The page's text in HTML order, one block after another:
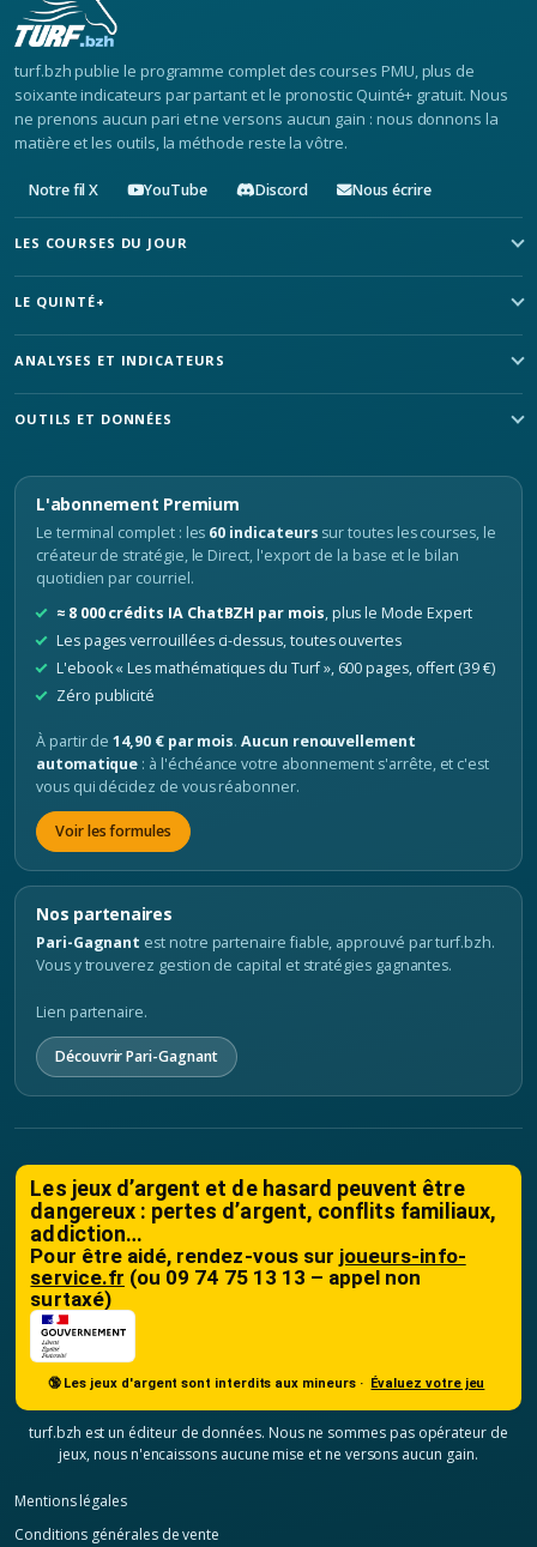
turf.bzh publie le programme complet des courses PMU, plus de
soixante indicateurs par partant et le pronostic Quinté+ gratuit. Nous
ne prenons aucun pari et ne versons aucun gain : nous donnons la
matière et les outils, la méthode reste la vôtre.
Notre fil X YouTube Discord Nous écrire
LES COURSES DU JOUR
LE QUINTÉ+
ANALYSES ET INDICATEURS
OUTILS ET DONNÉES
L'abonnement Premium
Le terminal complet : les 60 indicateurs sur toutes les courses, le
créateur de stratégie, le Direct, l'export de la base et le bilan
quotidien par courriel.
≈ 8 000 crédits IA ChatBZH par mois, plus le Mode Expert
Les pages verrouillées ci-dessus, toutes ouvertes
L'ebook « Les mathématiques du Turf », 600 pages, offert (39 €)
Zéro publicité
À partir de14,90 € par mois.Aucun renouvellement
automatique : à l'échéance votre abonnement s'arrête, et c'est
vous qui décidez de vous réabonner.
Voir les formules
Nos partenaires
Pari-Gagnant est notre partenaire fiable, approuvé par turf.bzh.
Vous y trouverez gestion de capital et stratégies gagnantes.
Lien partenaire.
Découvrir Pari-Gagnant
Les jeux d’argent et de hasard peuvent être
dangereux : pertes d’argent, conflits familiaux,
addiction…
Pour être aidé, rendez-vous sur joueurs-info-
service.fr (ou 09 74 75 13 13 – appel non
surtaxé)
🔞 Les jeux d'argent sont interdits aux mineurs · Évaluez votre jeu
turf.bzh est un éditeur de données. Nous ne sommes pas opérateur de
jeux, nous n'encaissons aucune mise et ne versons aucun gain.
Mentions légales
Conditions générales de vente